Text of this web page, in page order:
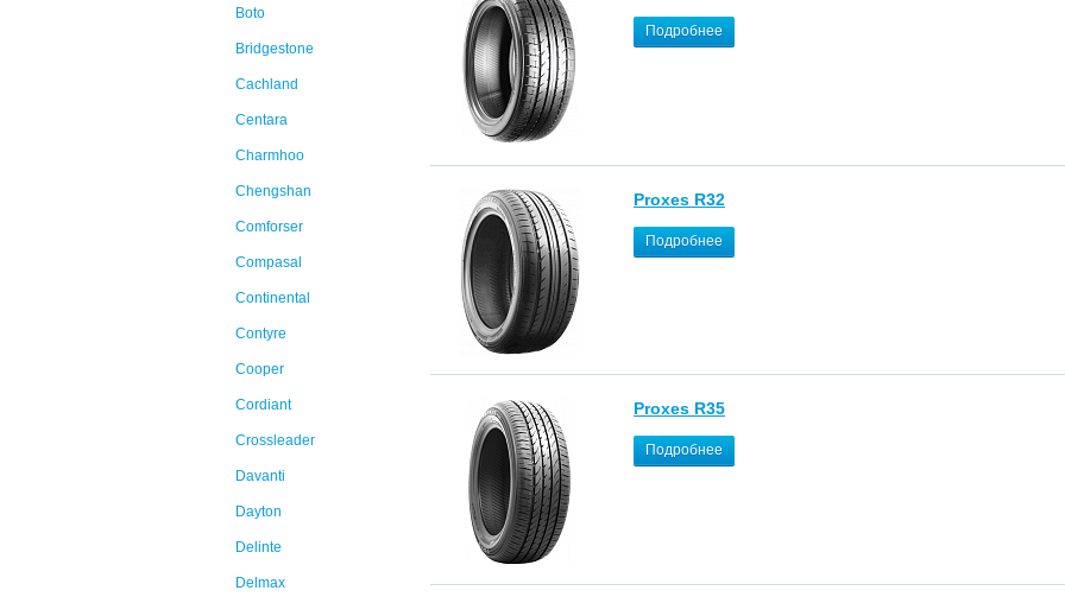
Boto
Bridgestone
Cachland
Centara
Charmhoo
Chengshan
Comforser
Compasal
Continental
Contyre
Cooper
Cordiant
Crossleader
Davanti
Dayton
Delinte
Delmax
Подробнее
Proxes R32
Подробнее
Proxes R35
Подробнее